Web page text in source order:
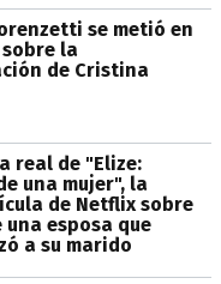
se metió en
la
de Cristina
real de "Elize:
una mujer", la
de Netflix sobre
una esposa que
a su marido